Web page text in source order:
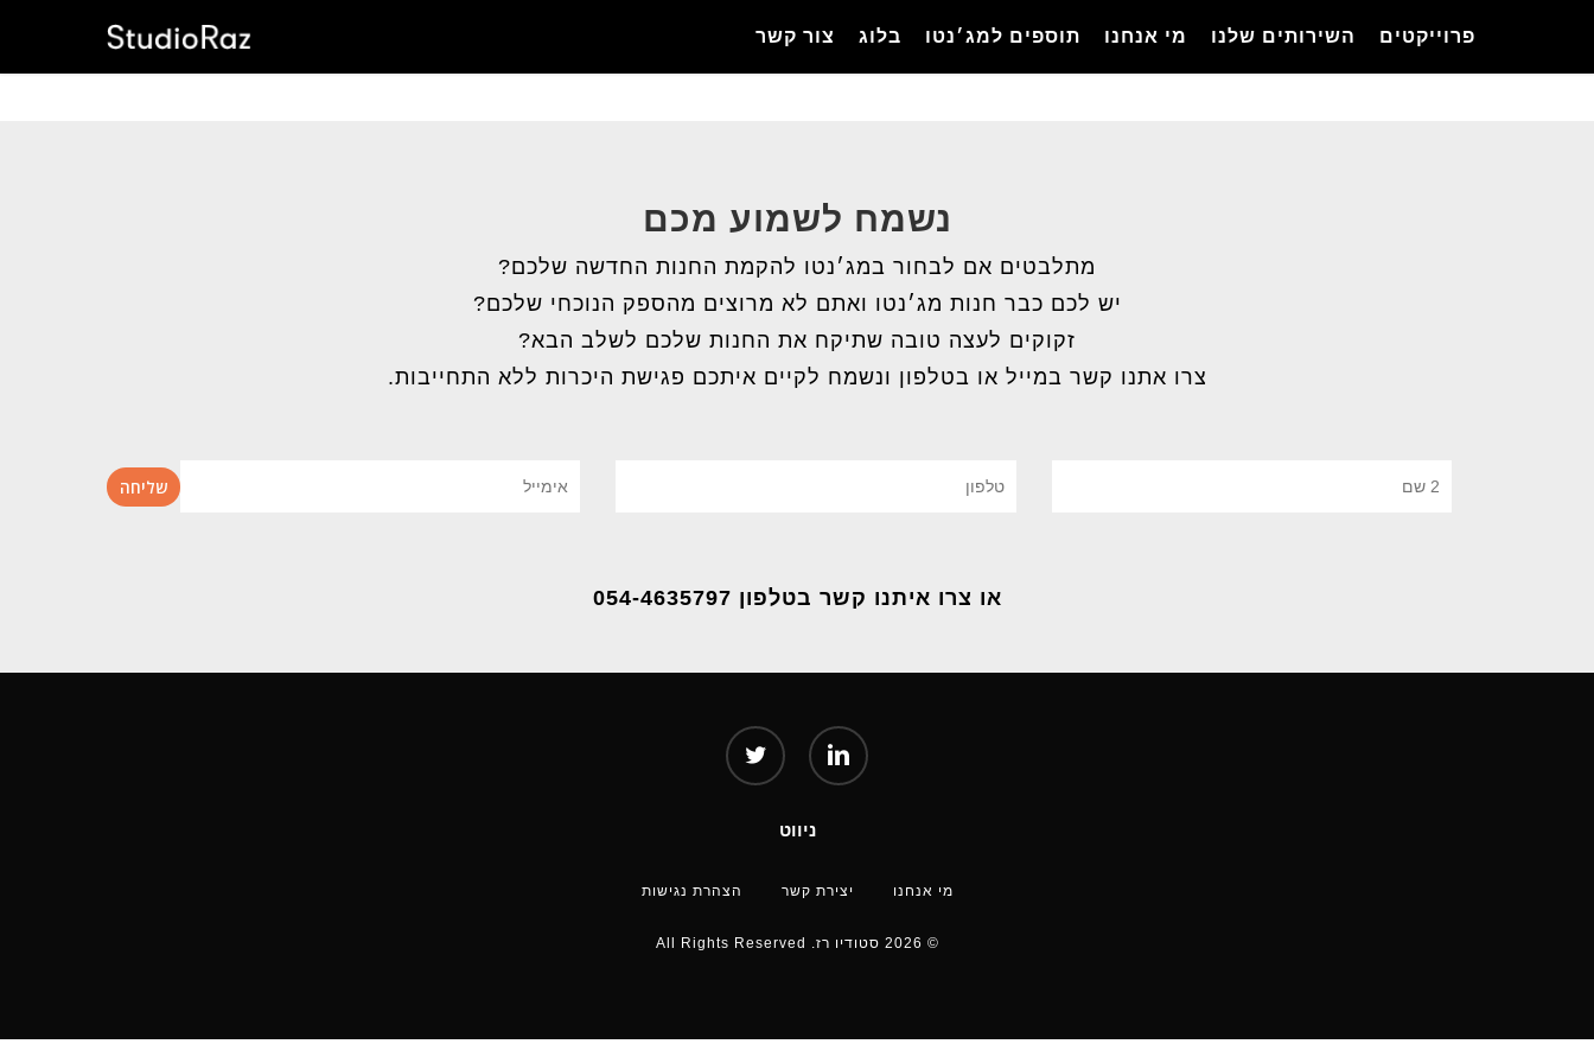
main
פרוייקטים השירותים שלנו מי אנחנו תוספים למג׳נטו בלוג צור קשר
נשמח לשמוע מכם
מתלבטים אם לבחור במג׳נטו להקמת החנות החדשה שלכם?
יש לכם כבר חנות מג׳נטו ואתם לא מרוצים מהספק הנוכחי שלכם?
זקוקים לעצה טובה שתיקח את החנות שלכם לשלב הבא?
צרו אתנו קשר במייל או בטלפון ונשמח לקיים איתכם פגישת היכרות ללא התחייבות.
או צרו איתנו קשר בטלפון 054-4635797
twitter linkedin
ניווט
מי אנחנו יצירת קשר הצהרת נגישות
© 2026 סטודיו רז. All Rights Reserved